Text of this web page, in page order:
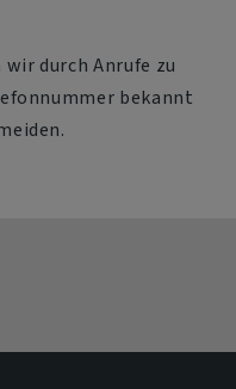
durch Anrufe zu
bekannt